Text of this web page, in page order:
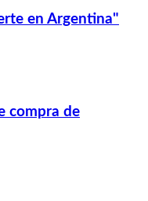
en Argentina"
compra de